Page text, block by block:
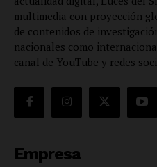
multimedia con proyección
de contenidos de
nacionales como
canal de YouTube y redes
Empresa